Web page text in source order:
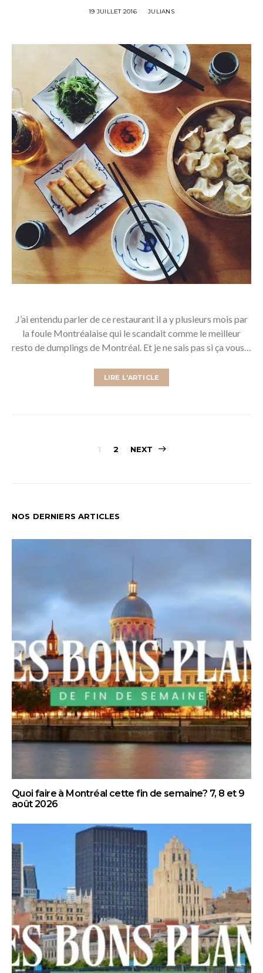
19 JUILLET 2016 JULIANS
J’ai entendu parler de ce restaurant il a y plusieurs mois par
la foule Montréalaise qui le scandait comme le meilleur
resto de dumplings de Montréal. Et je ne sais pas si ça vous…
LIRE L'ARTICLE
Pagination
1 2 NEXT
NOS DERNIERS ARTICLES
Quoi faire à Montréal cette fin de semaine? 7, 8 et 9
août 2026